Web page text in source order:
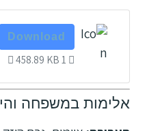
Download
458.89 KB
אלימות במשפחה